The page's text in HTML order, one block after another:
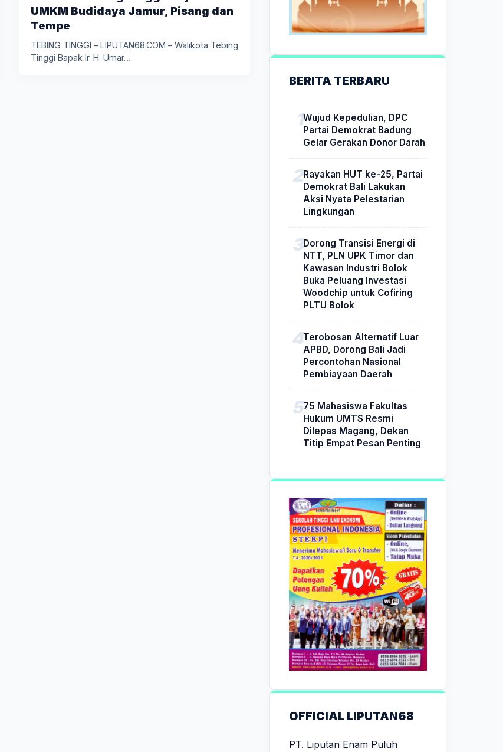
UMKM Budidaya Jamur, Pisang dan
Tempe
TEBING TINGGI – LIPUTAN68.COM – Walikota Tebing
Tinggi Bapak Ir. H. Umar…
BERITA TERBARU
Wujud Kepedulian, DPC
Partai Demokrat Badung
Gelar Gerakan Donor Darah
Rayakan HUT ke-25, Partai
Demokrat Bali Lakukan
Aksi Nyata Pelestarian
Lingkungan
Dorong Transisi Energi di
NTT, PLN UPK Timor dan
Kawasan Industri Bolok
Buka Peluang Investasi
Woodchip untuk Cofiring
PLTU Bolok
Terobosan Alternatif Luar
APBD, Dorong Bali Jadi
Percontohan Nasional
Pembiayaan Daerah
75 Mahasiswa Fakultas
Hukum UMTS Resmi
Dilepas Magang, Dekan
Titip Empat Pesan Penting
OFFICIAL LIPUTAN68
PT. Liputan Enam Puluh